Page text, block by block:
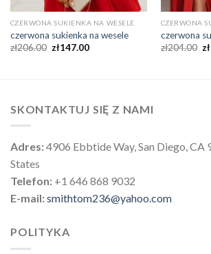
CZERWONA SUKIENKA NA WESELE
czerwona sukienka na wesele
zł206.00 zł147.00
CZERWONA
czerwona
zł204.00 zł
SKONTAKTUJ SIĘ Z NAMI
Adres:4906 Ebbtide Way, San Diego, CA
States
Telefon: +1 646 868 9032
E-mail:smithtom236@yahoo.com
POLITYKA